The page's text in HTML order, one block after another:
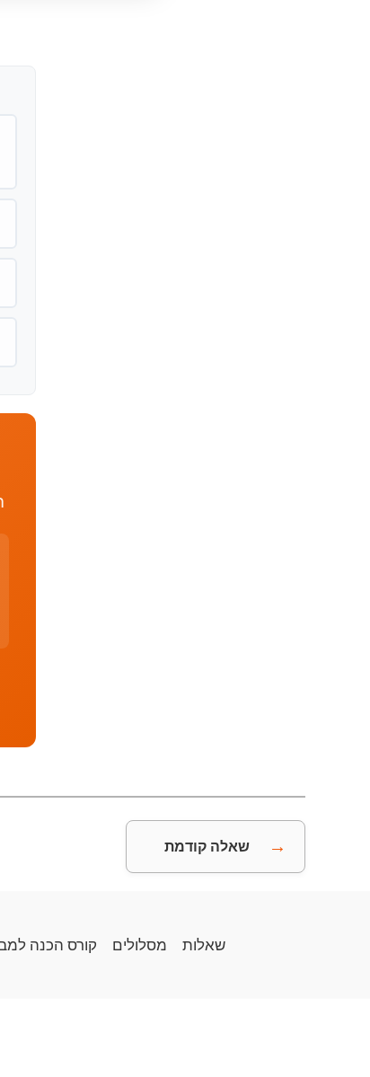
→ שאלה קודמת
שאלות מסלולים קורס הכנה